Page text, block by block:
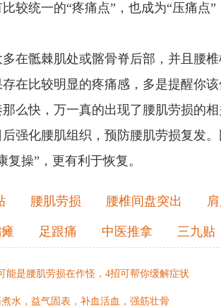
统一的“疼痛点”，也成为“压痛点”
骶棘肌处或髂骨脊后部，并且腰椎
在比较明显的疼痛感，多是提醒你
快，万一真的出现了腰肌劳损的相
强化腰肌组织，预防腰肌劳损复发
复操”，更有利于恢复。
腰肌劳损 腰椎间盘突出
足跟痛 中医推拿 三九贴
能是腰肌劳损在作怪，4招可帮你缓解症状
水，益气固表，补血活血，强筋壮骨